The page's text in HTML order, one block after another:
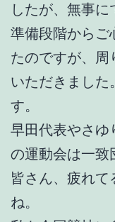
したが、無事に
準備段階からご
たのですが、周
いただきました
す。
早田代表やさゆ
の運動会は一致
皆さん、疲れて
ね。